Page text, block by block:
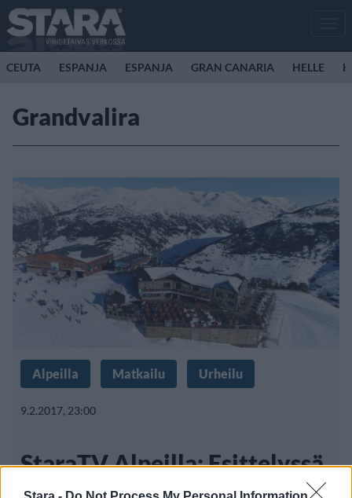
CEUTA ESPANJA ESPANJA GRAN CANARIA HELLE
Grandvalira
Alpeilla Matkailu Urheilu
9.2.2017, 23:00
StaraTV Alpeilla: Esittelyssä